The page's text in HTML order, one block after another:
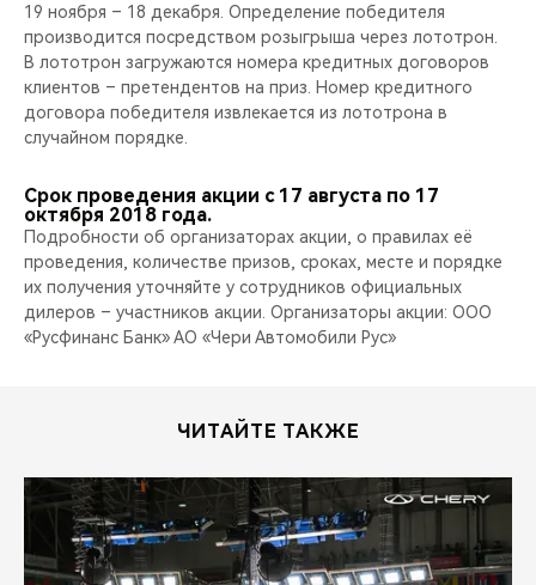
19 ноября – 18 декабря. Определение победителя
производится посредством розыгрыша через лототрон.
В лототрон загружаются номера кредитных договоров
клиентов – претендентов на приз. Номер кредитного
договора победителя извлекается из лототрона в
случайном порядке.
Срок проведения акции с 17 августа по 17
октября 2018 года.
Подробности об организаторах акции, о правилах её
проведения, количестве призов, сроках, месте и порядке
их получения уточняйте у сотрудников официальных
дилеров – участников акции. Организаторы акции: ООО
«Русфинанс Банк» АО «Чери Автомобили Рус»
ЧИТАЙТЕ ТАКЖЕ